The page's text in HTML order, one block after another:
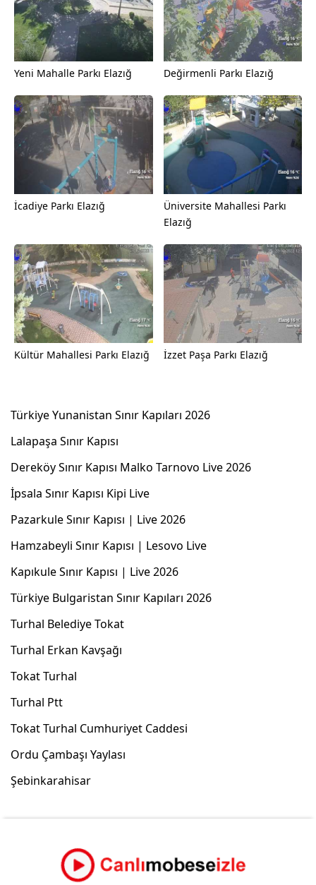
Yeni Mahalle Parkı Elazığ Değirmenli Parkı Elazığ
İcadiye Parkı Elazığ
Üniversite Mahallesi Parkı
Elazığ
Kültür Mahallesi Parkı Elazığ İzzet Paşa Parkı Elazığ
Türkiye Yunanistan Sınır Kapıları 2026
Lalapaşa Sınır Kapısı
Dereköy Sınır Kapısı Malko Tarnovo Live 2026
İpsala Sınır Kapısı Kipi Live
Pazarkule Sınır Kapısı | Live 2026
Hamzabeyli Sınır Kapısı | Lesovo Live
Kapıkule Sınır Kapısı | Live 2026
Türkiye Bulgaristan Sınır Kapıları 2026
Turhal Belediye Tokat
Turhal Erkan Kavşağı
Tokat Turhal
Turhal Ptt
Tokat Turhal Cumhuriyet Caddesi
Ordu Çambaşı Yaylası
Şebinkarahisar